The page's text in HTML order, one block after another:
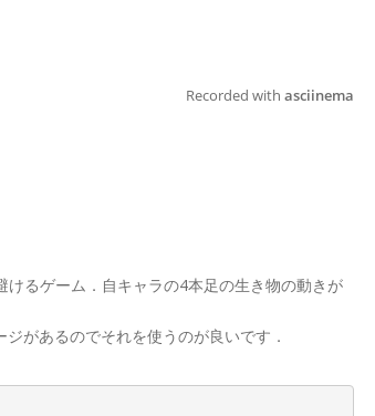
るゲーム．自キャラの4本足の生き物の動きが
があるのでそれを使うのが良いです．